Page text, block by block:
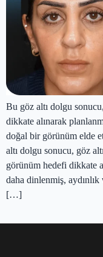
Bu göz altı dolgu
dikkate alınarak
doğal bir görünüm elde
altı dolgu sonucu, göz
görünüm hedefi dikkate
daha dinlenmiş,
[…]